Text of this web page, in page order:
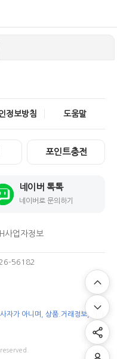
정보방침 도움말
포인트충전
네이버 톡톡
네이버로 문의하기
사업자정보
26-56182
자가 아니며, 상품.거래정보, 거래